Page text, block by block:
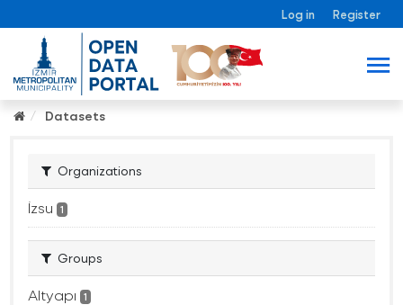
Log in Register
Datasets
Organizations
İzsu 1
Groups
Altyapı 1